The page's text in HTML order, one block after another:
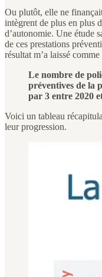
Ou plutôt, elle ne
intègrent de plus en plus
d’autonomie. Une étude
de ces prestations
résultat m’a laissé
Le nombre de
préventives de la
par 3 entre 2020
Voici un tableau
leur progression.